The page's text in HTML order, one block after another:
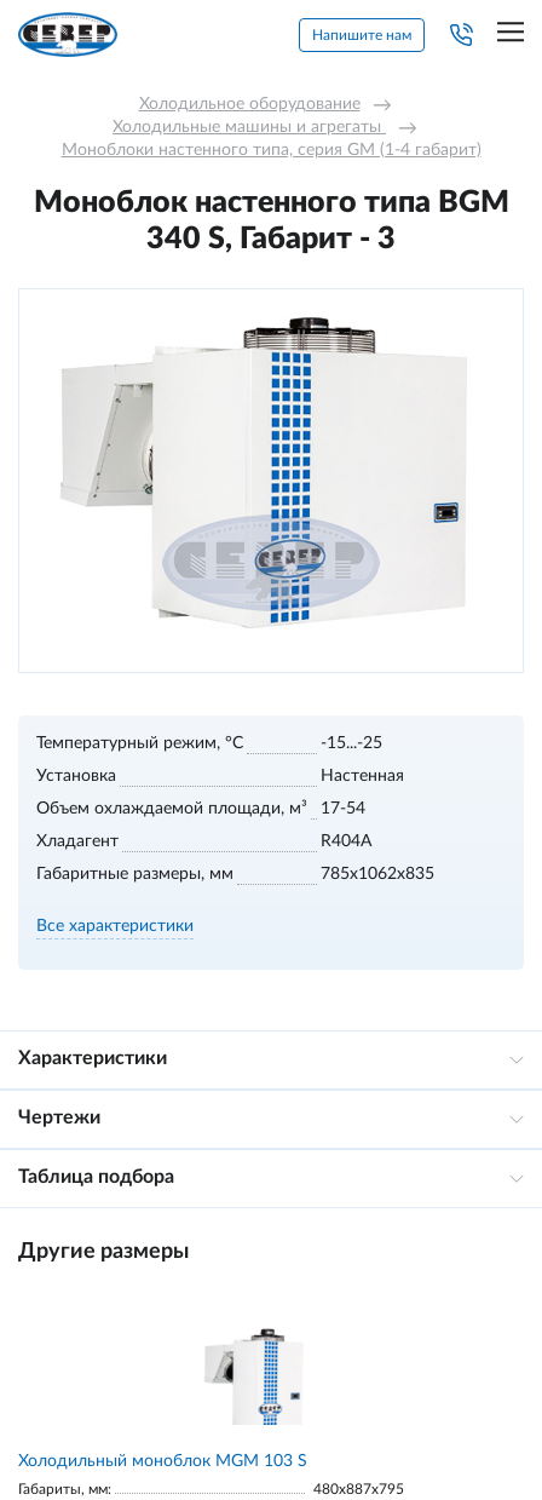
Напишите нам
Холодильное оборудование →
Холодильные машины и агрегаты →
Моноблоки настенного типа, серия GM (1-4 габарит)
Моноблок настенного типа BGM
340 S, Габарит - 3
Температурный режим, °С
-15...-25
Установка
Настенная
Объем охлаждаемой площади, м³
17-54
Хладагент
R404A
Габаритные размеры, мм
785x1062x835
Все характеристики
Характеристики
Чертежи
Таблица подбора
Другие размеры
Холодильный моноблок MGM 103 S
Габариты, мм:
480x887x795